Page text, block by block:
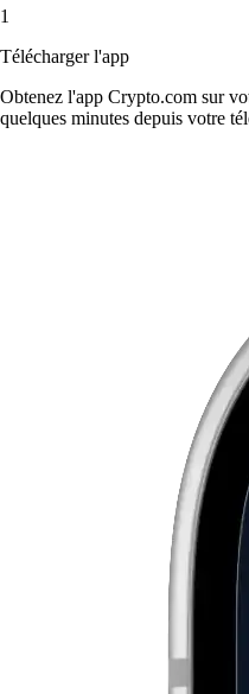
1
Télécharger l'app
Obtenez l'app Crypto.com sur
quelques minutes depuis votre